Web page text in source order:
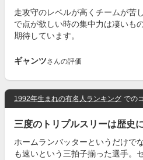
走攻守のレベルが高くチームが苦
で点が欲しい時の集中力は凄いも
期待しています。
ギャンツさんの評価
1992年生まれの有名人ランキング での
三度のトリプルスリーは歴史
ホームランバッターというだけで
も速いという三拍子揃った選手。